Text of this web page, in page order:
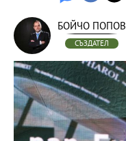
БОЙЧО ПОПОВ
СЪЗДАТЕЛ